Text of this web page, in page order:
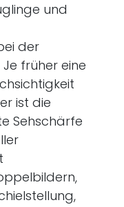
und
der
früher eine
ist die
Sehschärfe